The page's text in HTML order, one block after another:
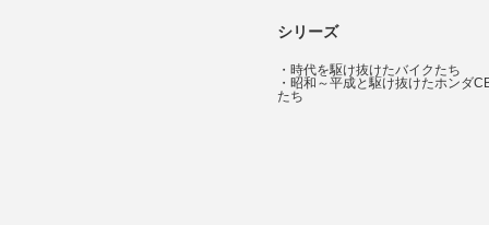
シリーズ
・ 時代を駆け抜けたバイクたち
・ 昭和～平成と駆け抜けたホンダ
たち